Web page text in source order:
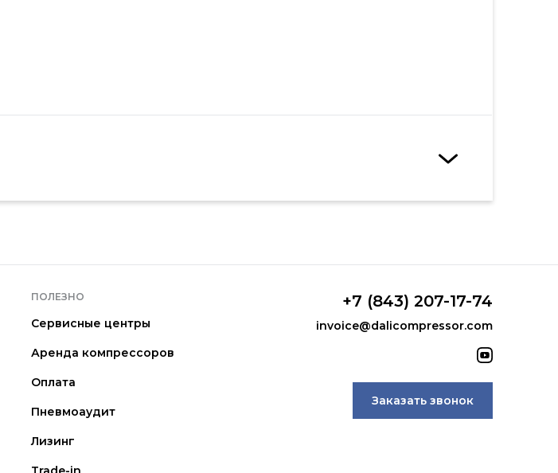
ПОЛЕЗНО
Сервисные центры
Аренда компрессоров
Оплата
Пневмоаудит
Лизинг
+7 (843) 207-17-74
invoice@dalicompressor.com
Заказать звонок